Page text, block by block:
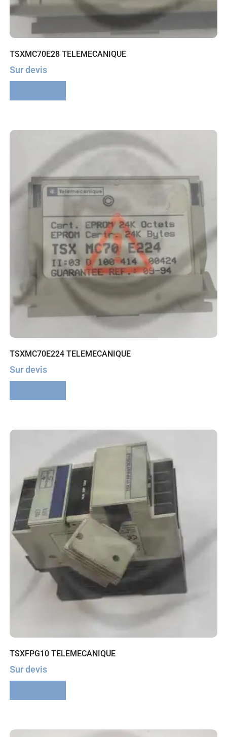
TSXMC70E28 TELEMECANIQUE
Sur devis
TSXMC70E224 TELEMECANIQUE
Sur devis
TSXFPG10 TELEMECANIQUE
Sur devis